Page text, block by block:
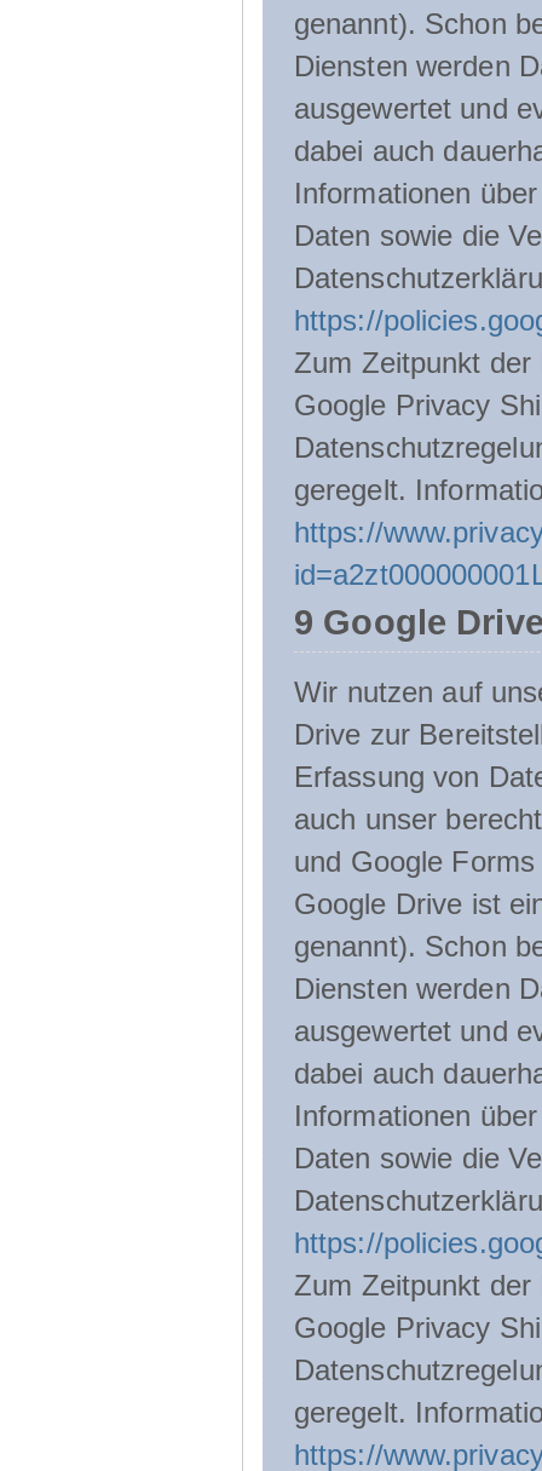
genannt). Schon
Diensten werden
ausgewertet und
dabei auch
Informationen
Daten sowie die
https://
Zum Zeitpunkt der
Google Privacy
geregelt.
https://
9 Google
Wir nutzen auf
Drive zur
Erfassung von
auch unser
und Google
Google Drive ist
genannt). Schon
Diensten werden
ausgewertet und
dabei auch
Informationen
Daten sowie die
https://
Zum Zeitpunkt der
Google Privacy
geregelt.
https://